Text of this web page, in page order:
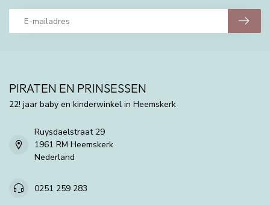
PIRATEN EN PRINSESSEN
22! jaar baby en kinderwinkel in Heemskerk
Ruysdaelstraat 29
1961 RM Heemskerk
Nederland
0251 259 283